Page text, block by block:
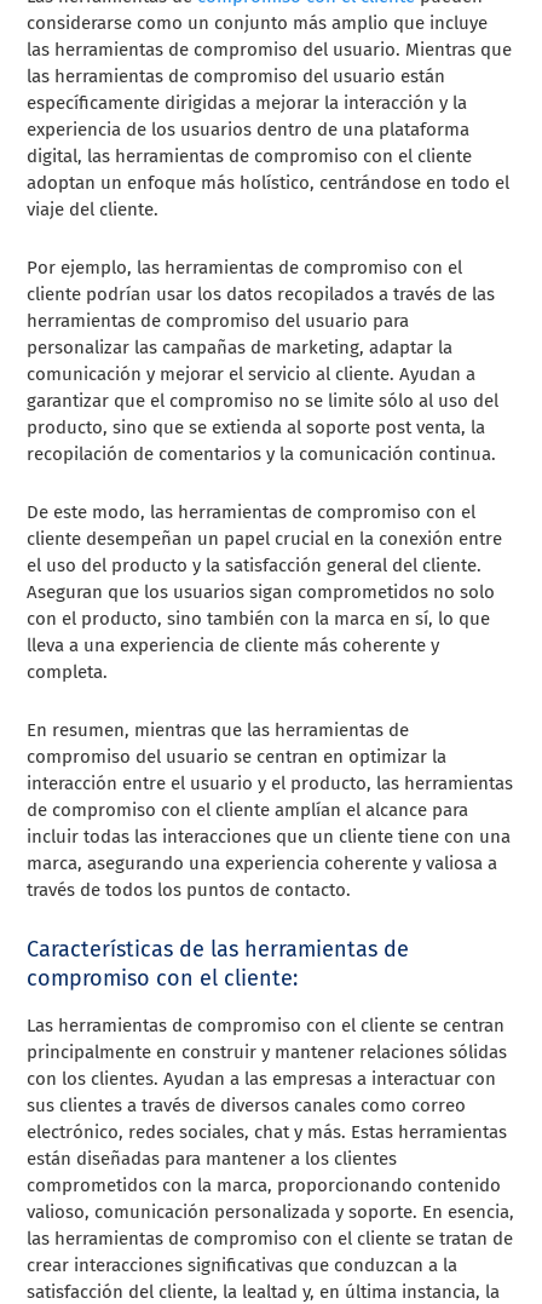
considerarse como un conjunto más amplio que incluye
las herramientas de compromiso del usuario. Mientras que
las herramientas de compromiso del usuario están
específicamente dirigidas a mejorar la interacción y la
experiencia de los usuarios dentro de una plataforma
digital, las herramientas de compromiso con el cliente
adoptan un enfoque más holístico, centrándose en todo el
viaje del cliente.
Por ejemplo, las herramientas de compromiso con el
cliente podrían usar los datos recopilados a través de las
herramientas de compromiso del usuario para
personalizar las campañas de marketing, adaptar la
comunicación y mejorar el servicio al cliente. Ayudan a
garantizar que el compromiso no se limite sólo al uso del
producto, sino que se extienda al soporte post venta, la
recopilación de comentarios y la comunicación continua.
De este modo, las herramientas de compromiso con el
cliente desempeñan un papel crucial en la conexión entre
el uso del producto y la satisfacción general del cliente.
Aseguran que los usuarios sigan comprometidos no solo
con el producto, sino también con la marca en sí, lo que
lleva a una experiencia de cliente más coherente y
completa.
En resumen, mientras que las herramientas de
compromiso del usuario se centran en optimizar la
interacción entre el usuario y el producto, las herramientas
de compromiso con el cliente amplían el alcance para
incluir todas las interacciones que un cliente tiene con una
marca, asegurando una experiencia coherente y valiosa a
través de todos los puntos de contacto.
Características de las herramientas de
compromiso con el cliente:
Las herramientas de compromiso con el cliente se centran
principalmente en construir y mantener relaciones sólidas
con los clientes. Ayudan a las empresas a interactuar con
sus clientes a través de diversos canales como correo
electrónico, redes sociales, chat y más. Estas herramientas
están diseñadas para mantener a los clientes
comprometidos con la marca, proporcionando contenido
valioso, comunicación personalizada y soporte. En esencia,
las herramientas de compromiso con el cliente se tratan de
crear interacciones significativas que conduzcan a la
satisfacción del cliente, la lealtad y, en última instancia, la